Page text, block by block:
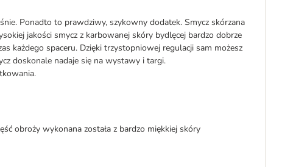
Ponadto to prawdziwy, szykowny dodatek. Smycz skórzana
jakości smycz z karbowanej skóry bydlęcej bardzo dobrze
każdego spaceru. Dzięki trzystopniowej regulacji sam możesz
doskonale nadaje się na wystawy i targi.
obroży wykonana została z bardzo miękkiej skóry